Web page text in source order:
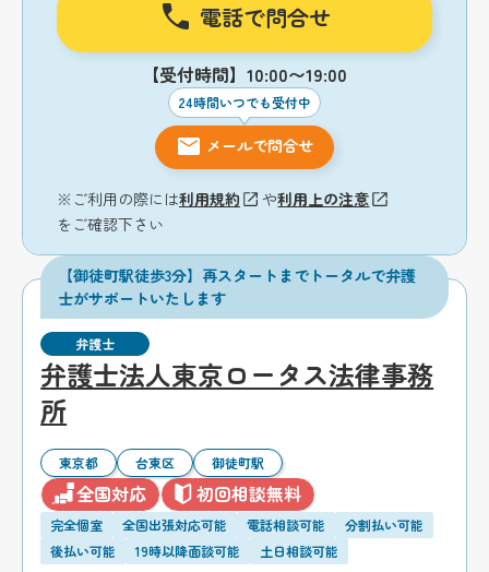
電話で問合せ
【受付時間】10:00〜19:00
24時間いつでも受付中
メールで問合せ
※ご利用の際には利用規約 や利用上の注意
をご確認下さい
【御徒町駅徒歩3分】再スタートまでトータルで弁護
士がサポートいたします
弁護士
弁護士法人東京ロータス法律事務
所
東京都 台東区 御徒町駅
全国対応 初回相談無料
完全個室 全国出張対応可能 電話相談可能
分割払い可能
後払い可能
19時以降面談可能 土日相談可能